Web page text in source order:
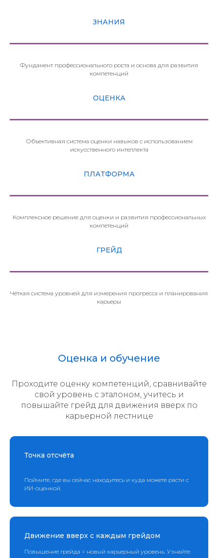
ЗНАНИЯ
Фундамент профессионального роста и основа для развития
компетенций
ОЦЕНКА
Объективная система оценки навыков с использованием
искусственного интеллекта
ПЛАТФОРМА
Комплексное решение для оценки и развития профессиональных
компетенций
ГРЕЙД
Чёткая система уровней для измерения прогресса и планирования
карьеры
Оценка и обучение
Проходите оценку компетенций, сравнивайте
свой уровень с эталоном, учитесь и
повышайте грейд для движения вверх по
карьерной лестнице
Точка отсчёта
Поймите, где вы сейчас находитесь и куда можете расти с
ИИ-оценкой.
Движение вверх с каждым грейдом
Повышение грейда = новый карьерный уровень. Узнайте